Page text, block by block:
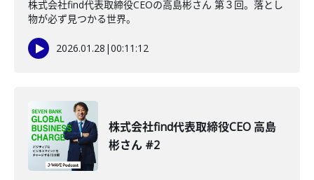
株式会社find代表取締役CEOの高島彬さん 第３回。落とし
物が必ず見つかる世界。
2026.01.28 |00:11:12
株式会社find代表取締役CEO 高島
彬さん #2